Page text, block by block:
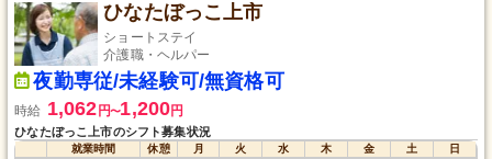
ひなたぼっこ上市
ショートステイ
介護職・ヘルパー
夜勤専従/未経験可/無資格可
時給 1,062 円〜1,200円
ひなたぼっこ上市のシフト募集状況
就業時間 休憩 月 火 水 木 金 土
日